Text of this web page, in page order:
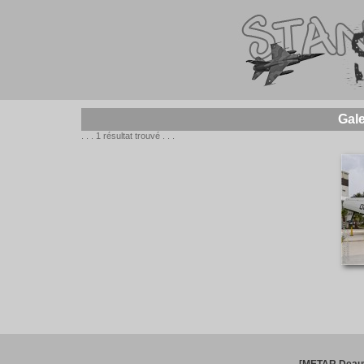
. . . 1 résultat trouvé . . .